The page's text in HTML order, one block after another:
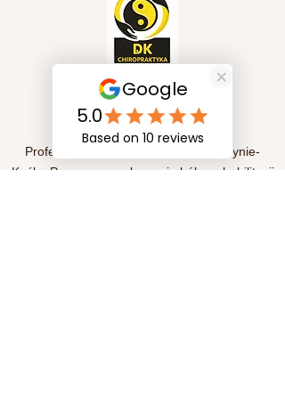
Szybkie linki
Profesjonalna fizjoterapia w Kędzierzynie-
Koźlu. Pomagamy w leczeniu bólu, rehabilitacji